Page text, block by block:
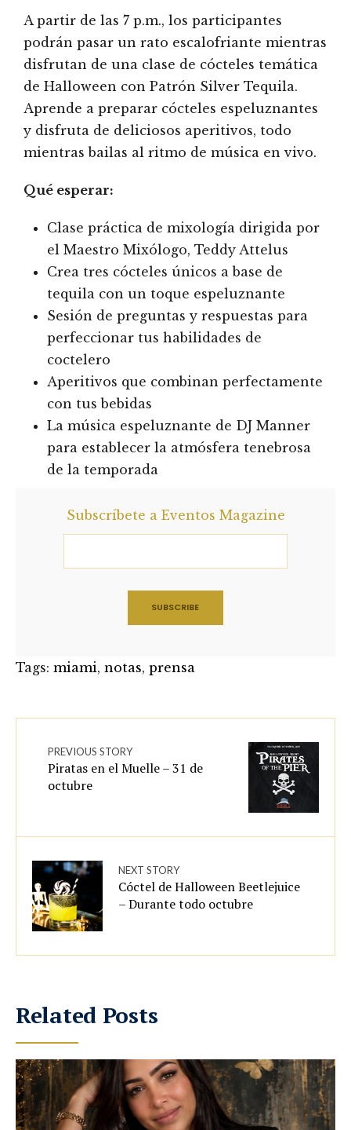
A partir de las 7 p.m., los participantes
podrán pasar un rato escalofriante mientras
disfrutan de una clase de cócteles temática
de Halloween con Patrón Silver Tequila.
Aprende a preparar cócteles espeluznantes
y disfruta de deliciosos aperitivos, todo
mientras bailas al ritmo de música en vivo.
Qué esperar:
Clase práctica de mixología dirigida por
el Maestro Mixólogo, Teddy Attelus
Crea tres cócteles únicos a base de
tequila con un toque espeluznante
Sesión de preguntas y respuestas para
perfeccionar tus habilidades de
coctelero
Aperitivos que combinan perfectamente
con tus bebidas
La música espeluznante de DJ Manner
para establecer la atmósfera tenebrosa
de la temporada
Subscríbete a Eventos Magazine
Tags: miami, notas, prensa
PREVIOUS STORY
Piratas en el Muelle – 31 de
octubre
NEXT STORY
Cóctel de Halloween Beetlejuice
– Durante todo octubre
Related Posts